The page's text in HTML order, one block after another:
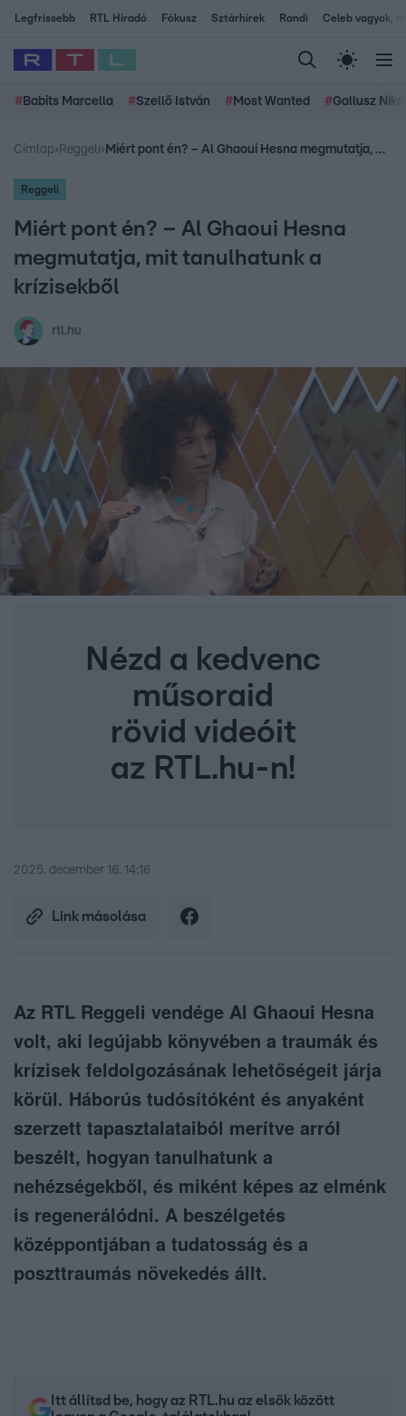
Legfrissebb RTL Híradó Fókusz Sztárhírek Randi Celeb vagyok,
# Babits Marcella #Szellő István # Most Wanted #Gallusz
Címlap› Reggeli› Miért pont én? – Al Ghaoui Hesna megmutatja, mit tanulhatunk a krízisekből
Reggeli
Miért pont én? – Al Ghaoui Hesna
megmutatja, mit tanulhatunk a
krízisekből
rtl.hu
Nézd a kedvenc
műsoraid
rövid videóit
az RTL.hu-n!
2025. december 16. 14:16
Link másolása
Az RTL Reggeli vendége Al Ghaoui Hesna
volt, aki legújabb könyvében a traumák és
krízisek feldolgozásának lehetőségeit járja
körül. Háborús tudósítóként és anyaként
szerzett tapasztalataiból merítve arról
beszélt, hogyan tanulhatunk a
nehézségekből, és miként képes az elménk
is regenerálódni. A beszélgetés
középpontjában a tudatosság és a
poszttraumás növekedés állt.
Itt állítsd be, hogy az RTL.hu az elsők között